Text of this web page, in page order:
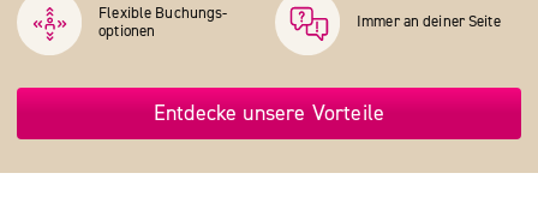
Flexible Buchungs­
optionen
Immer an deiner Seite
Entdecke unsere Vorteile